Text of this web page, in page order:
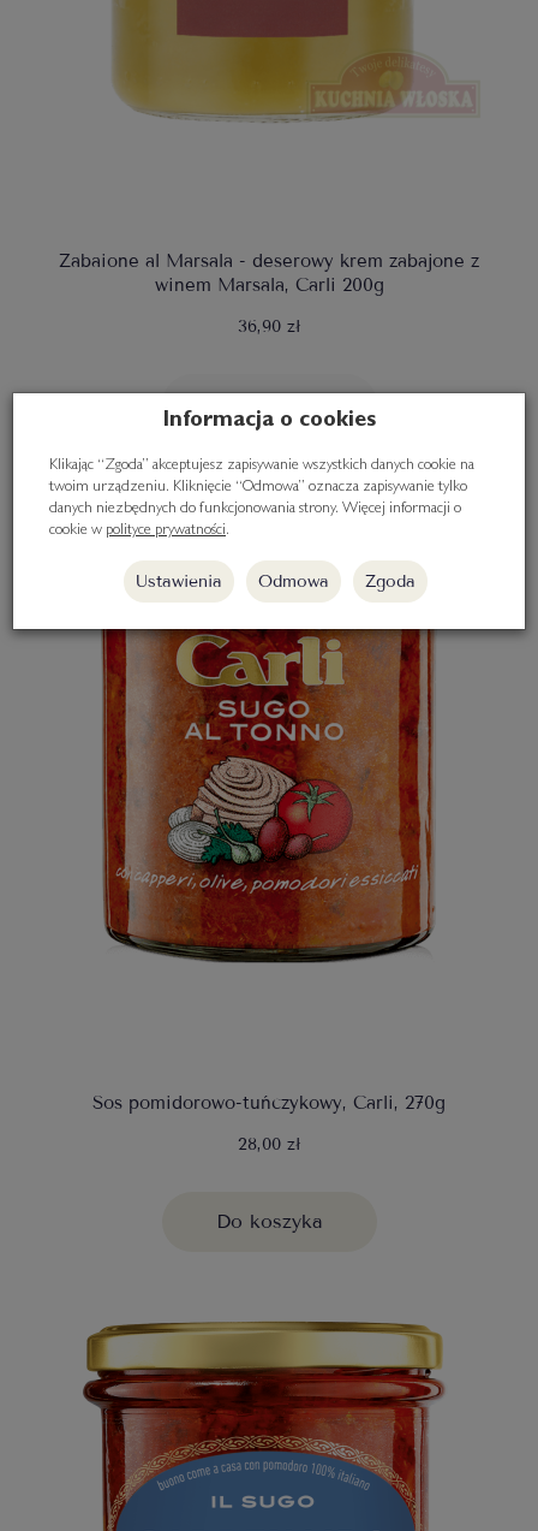
Zabaione al Marsala - deserowy krem zabajone z
winem Marsala, Carli 200g
36,90 zł
Sos pomidorowo-tuńczykowy, Carli, 270g
28,00 zł
Do koszyka
Informacja o cookies
Klikając “Zgoda” akceptujesz zapisywanie wszystkich danych cookie na
twoim urządzeniu. Kliknięcie “Odmowa” oznacza zapisywanie tylko
danych niezbędnych do funkcjonowania strony. Więcej informacji o
cookie w polityce prywatności.
Ustawienia Odmowa Zgoda